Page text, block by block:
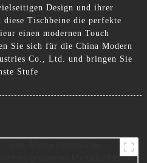
Design und ihrer
Tischbeine die perfekte
einen modernen Touch
Sie sich für die China Modern
Co., Ltd. und bringen Sie
Stufe